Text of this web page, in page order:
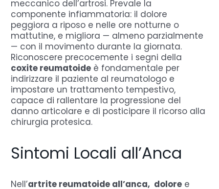
meccanico dell’artrosi. Prevale la
componente infiammatoria: il dolore
peggiora a riposo e nelle ore notturne o
mattutine, e migliora — almeno parzialmente
— con il movimento durante la giornata.
Riconoscere precocemente i segni della
coxite reumatoide è fondamentale per
indirizzare il paziente al reumatologo e
impostare un trattamento tempestivo,
capace di rallentare la progressione del
danno articolare e di posticipare il ricorso alla
chirurgia protesica.
Sintomi Locali all’Anca
Nell’artrite reumatoide all’anca, dolore e